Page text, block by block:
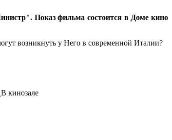
Показ фильма состоится в Доме кино
возникнуть у Него в современной Италии?
В кинозале